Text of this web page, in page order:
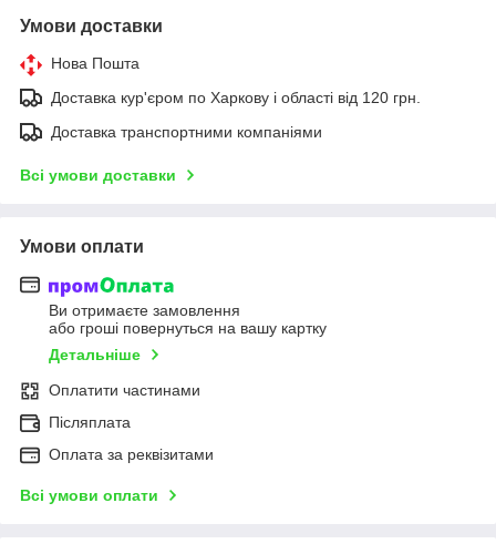
Умови доставки
Нова Пошта
Доставка кур'єром по Харкову і області від 120 грн.
Доставка транспортними компаніями
Всі умови доставки
Умови оплати
Ви отримаєте замовлення
або гроші повернуться на вашу картку
Детальніше
Оплатити частинами
Післяплата
Оплата за реквізитами
Всі умови оплати